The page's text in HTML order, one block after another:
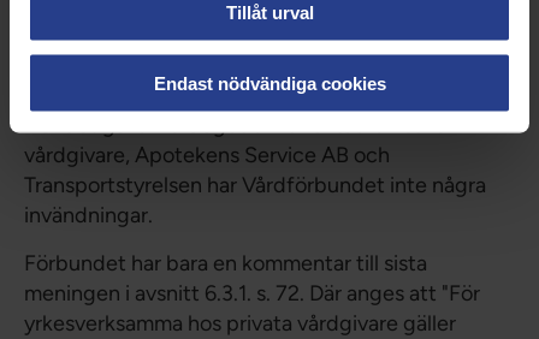
Tillåt urval
Endast nödvändiga cookies
Direktåtkomst för vårdgivare, Apotekens Service
AB och Transportstyrelsen
vårdgivare, Apotekens Service AB och
Transportstyrelsen har Vårdförbundet inte några
invändningar.
Förbundet har bara en kommentar till sista
meningen i avsnitt 6.3.1. s. 72. Där anges att "För
yrkesverksamma hos privata vårdgivare gäller